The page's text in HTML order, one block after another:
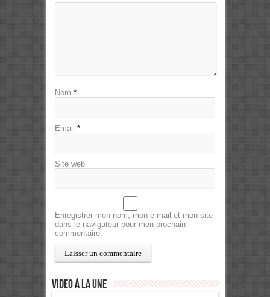
Nom *
Email *
Site web
Enregistrer mon nom, mon e-mail et mon site
dans le navigateur pour mon prochain
commentaire.
Video à la Une